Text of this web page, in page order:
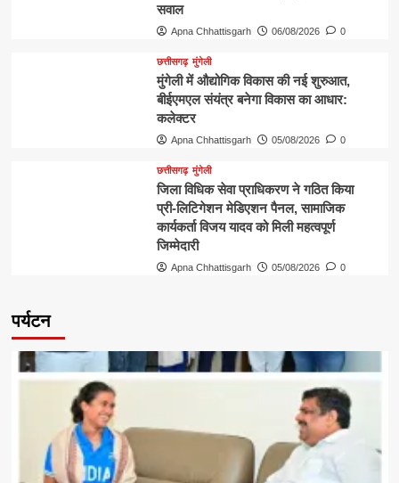
सवाल
Apna Chhattisgarh 06/08/2026 0
छत्तीसगढ़ मुंगेली
मुंगेली में औद्योगिक विकास की नई शुरुआत,
बीईएमएल संयंत्र बनेगा विकास का आधार:
कलेक्टर
Apna Chhattisgarh 05/08/2026 0
छत्तीसगढ़ मुंगेली
जिला विधिक सेवा प्राधिकरण ने गठित किया
प्री-लिटिगेशन मेडिएशन पैनल, सामाजिक
कार्यकर्ता विजय यादव को मिली महत्वपूर्ण
जिम्मेदारी
Apna Chhattisgarh 05/08/2026 0
पर्यटन